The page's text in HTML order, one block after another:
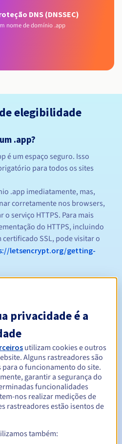
DNS (DNSSEC)
nome de domínio .app
elegibilidade
.app?
é um espaço seguro. Isso
para todos os sites
.app imediatamente, mas,
corretamente nos browsers,
serviço HTTPS. Para mais
do HTTPS, incluindo
SSL, pode visitar o
letsencrypt.org/getting-
pt/web-
e notificações
Entre 1 e 10 anos
Entre 1 e 10 anos
privacidade é a
utilizam cookies e outros
Alguns rastreadores são
o funcionamento do site.
garantir a segurança do
funcionalidades
nos realizar medições de
rastreadores estão isentos de
também: